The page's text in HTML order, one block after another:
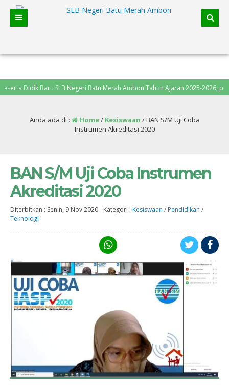
Baru SLB Negeri Batu Merah Ambon Tahun Ajaran 2025-2026,
Anda ada di : Home/ Kesiswaan /BAN S/M Uji Coba
Instrumen Akreditasi 2020
BAN S/M Uji Coba Instrumen
Akreditasi 2020
Diterbitkan : Senin, 9 Nov 2020- Kategori : Kesiswaan / Pendidikan /
Teknologi